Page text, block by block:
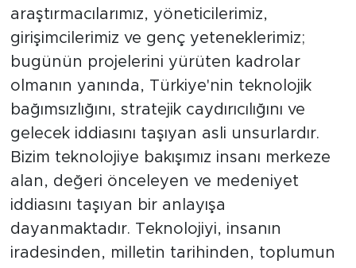
araştırmacılarımız, yöneticilerimiz,
girişimcilerimiz ve genç yeteneklerimiz;
bugünün projelerini yürüten kadrolar
olmanın yanında, Türkiye'nin teknolojik
bağımsızlığını, stratejik caydırıcılığını ve
gelecek iddiasını taşıyan asli unsurlardır.
Bizim teknolojiye bakışımız insanı merkeze
alan, değeri önceleyen ve medeniyet
iddiasını taşıyan bir anlayışa
dayanmaktadır. Teknolojiyi, insanın
iradesinden, milletin tarihinden, toplumun